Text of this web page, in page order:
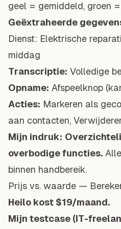
geel = gemiddeld, groen
Geëxtraheerde
Dienst: Elektrische
middag
Transcriptie: Volledige
Opname: Afspeelknop
Acties: Markeren als
aan contacten,
Mijn indruk:
overbodige functies.
binnen handbereik.
Prijs vs. waarde —
Heilo kost $19/maand.
Mijn testcase (IT-